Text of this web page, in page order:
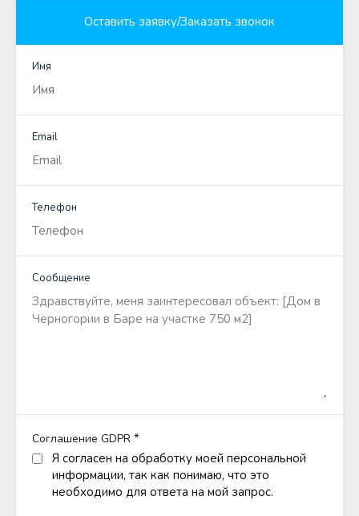
Оставить заявку/Заказать звонок
Имя
Email
Телефон
Сообщение
Соглашение GDPR *
Я согласен на обработку моей персональной
информации, так как понимаю, что это
необходимо для ответа на мой запрос.